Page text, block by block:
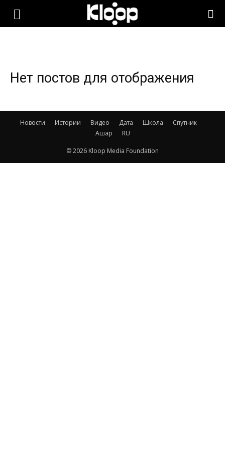
KLOOP.KG
Нет постов для отображения
Новости Истории Видео Дата Школа
Спутник
Ашар
RU
© 2026 Kloop Media Foundation